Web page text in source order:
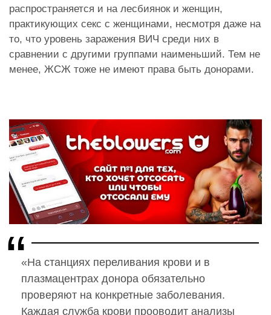
распространяется и на лесбиянок и женщин,
практикующих секс с женщинами, несмотря даже на
то, что уровень заражения ВИЧ среди них в
сравнении с другими группами наименьший. Тем не
менее, ЖСЖ тоже не имеют права быть донорами.
«На станциях переливания крови и в
плазмацентрах донора обязательно
проверяют на конкретные заболевания.
Каждая служба крови прооводит анализы